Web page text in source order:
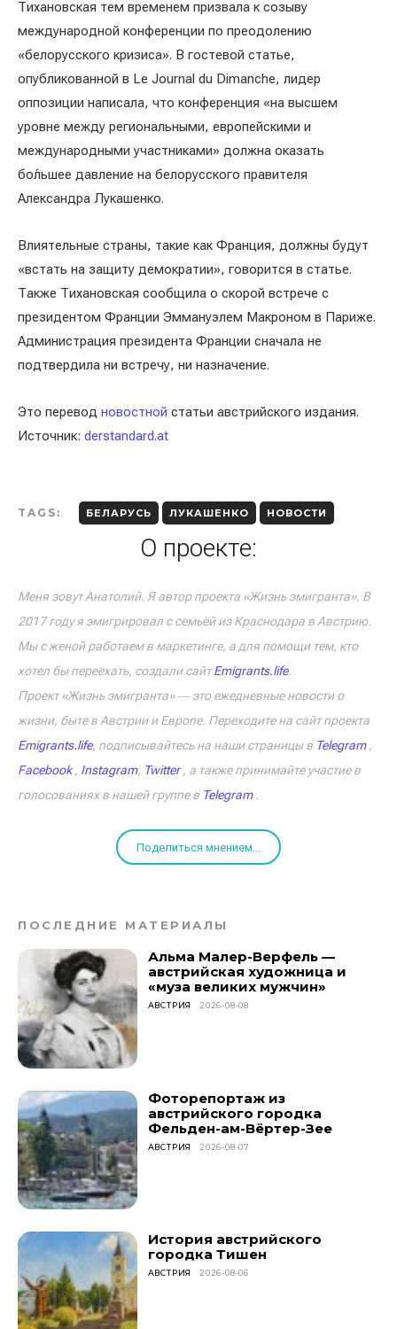
Тихановская тем временем призвала к созыву
международной конференции по преодолению
«белорусского кризиса». В гостевой статье,
опубликованной в Le Journal du Dimanche, лидер
оппозиции написала, что конференция «на высшем
уровне между региональными, европейскими и
международными участниками» должна оказать
бо́льшее давление на белорусского правителя
Александра Лукашенко.
Влиятельные страны, такие как Франция, должны будут
«встать на защиту демократии», говорится в статье.
Также Тихановская сообщила о скорой встрече с
президентом Франции Эммануэлем Макроном в Париже.
Администрация президента Франции сначала не
подтвердила ни встречу, ни назначение.
Это перевод новостной статьи австрийского издания.
Источник: derstandard.at
TAGS: БЕЛАРУСЬ ЛУКАШЕНКО НОВОСТИ
О проекте:
Меня зовут Анатолий. Я автор проекта «Жизнь эмигранта». В
2017 году я эмигрировал с семьёй из Краснодара в Австрию.
Мы с женой работаем в маркетинге, а для помощи тем, кто
хотел бы переехать, создали сайтEmigrants.life.
Проект «Жизнь эмигранта» ― это ежедневные новости о
жизни, быте в Австрии и Европе. Переходите на сайт проекта
Emigrants.life, подписывайтесь на наши страницы в Telegram,
Facebook, Instagram, Twitter, а также принимайте участие в
голосованиях в нашей группе в Telegram.
Поделиться мнением...
ПОСЛЕДНИЕ МАТЕРИАЛЫ
Альма Малер-Верфель —
австрийская художница и
«муза великих мужчин»
АВСТРИЯ 2026-08-08
Фоторепортаж из
австрийского городка
Фельден-ам-Вёртер-Зее
АВСТРИЯ 2026-08-07
История австрийского
городка Тишен
АВСТРИЯ 2026-08-06